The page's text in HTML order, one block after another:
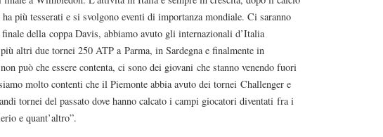
ha più tesserati e si svolgono eventi di importanza mondiale. Ci saranno
della coppa Davis, abbiamo avuto gli internazionali d’Italia
altri due tornei 250 ATP a Parma, in Sardegna e finalmente in
può che essere contenta, ci sono dei giovani che stanno venendo fuori
molto contenti che il Piemonte abbia avuto dei tornei Challenger e
tornei del passato dove hanno calcato i campi giocatori diventati fra i
e quant’altro”.